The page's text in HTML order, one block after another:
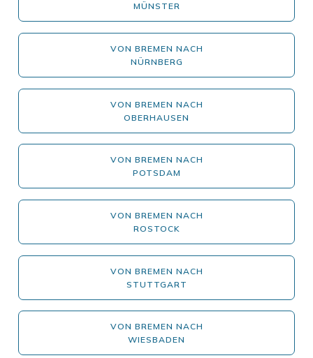
MÜNSTER
VON BREMEN NACH
NÜRNBERG
VON BREMEN NACH
OBERHAUSEN
VON BREMEN NACH
POTSDAM
VON BREMEN NACH
ROSTOCK
VON BREMEN NACH
STUTTGART
VON BREMEN NACH
WIESBADEN